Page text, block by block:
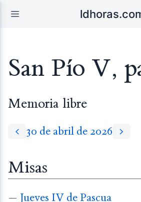
San Pío V,
Memoria libre
30 de abril de 2026
Misas
— Jueves IV de Pascua